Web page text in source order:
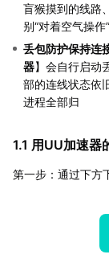
盲猴摸到的线路
别“对着空气操作
丢包防护保持连
器】会自行启动
部的连线状态依
进程全部归
1.1 用UU加速器
第一步：通过下方